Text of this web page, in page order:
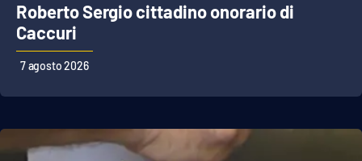
Roberto Sergio cittadino onorario di
Caccuri
7 agosto 2026